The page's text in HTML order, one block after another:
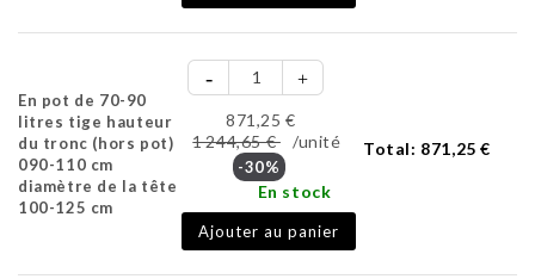
En pot de 70-90
litres tige hauteur
du tronc (hors pot)
090-110 cm
diamètre de la tête
100-125 cm
871,25 €
1 244,65 € /unité
-30%
En stock
Ajouter au panier
Total: 871,25 €